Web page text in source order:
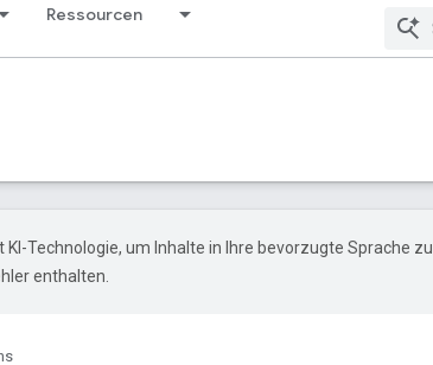
Ressourcen
KI-Technologie, um Inhalte in Ihre bevorzugte Sprache zu
enthalten.